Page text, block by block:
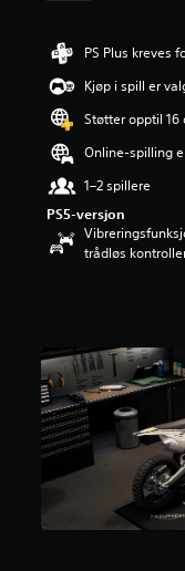
PS Plus kreves
Kjøp i spill er
Støtter opptil 16
Online-spilling
1–2 spillere
PS5-versjon
trådløs